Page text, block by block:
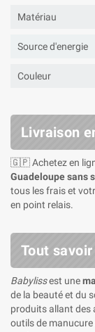
Matériau
Source d'energie
Couleur
Livraison
🇬🇵 Achetez en
Guadeloupe sans
tous les frais et
en point relais.
Tout
Babylissest une
de la beauté et du
produits allant des
outils de manucure